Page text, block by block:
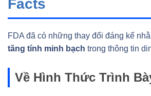
Facts
FDA đã có những thay đổi đáng kể
tăng tính minh bạch trong thông tin
Về Hình Thức Trình